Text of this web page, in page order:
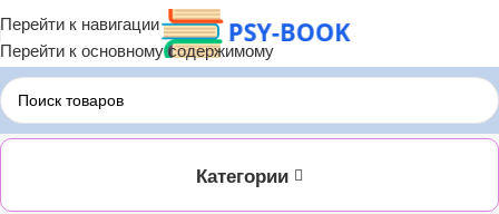
Перейти к навигации
Перейти к основному содержимому
Главная Гальперин П.Я.
Категории